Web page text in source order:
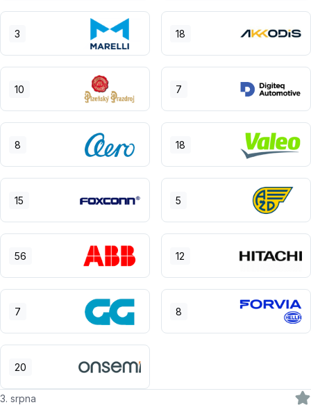
3 18
10 7
8 18
15 5
56 12
7 8
20
3. srpna